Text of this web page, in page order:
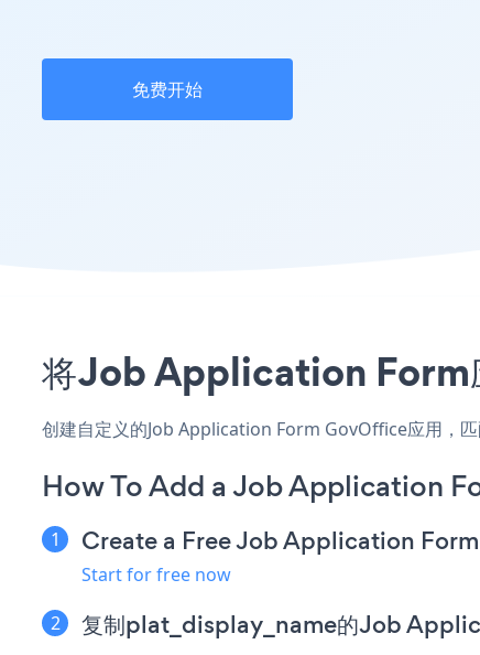
免费开始
将Job Application Form
创建自定义的Job Application Form GovOffice应用，
How To Add a Job Application
Create a Free Job Application
Start for free now
复制plat_display_name的Job